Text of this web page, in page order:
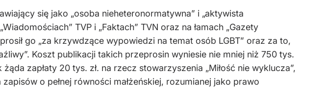
się jako „osoba nieheteronormatywna” i „aktywista
TVP i „Faktach” TVN oraz na łamach „Gazety
go „za krzywdzące wypowiedzi na temat osób LGBT” oraz za to,
Koszt publikacji takich przeprosin wyniesie nie mniej niż 750 tys.
zapłaty 20 tys. zł. na rzecz stowarzyszenia „Miłość nie wyklucza”,
o pełnej równości małżeńskiej, rozumianej jako prawo